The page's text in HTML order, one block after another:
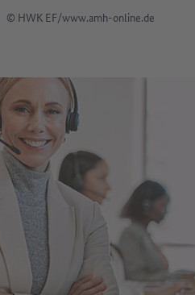
© HWK EF/www.amh-online.de